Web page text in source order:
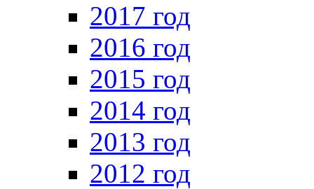
2017 год
2016 год
2015 год
2014 год
2013 год
2012 год